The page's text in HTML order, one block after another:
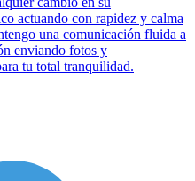
actuando con rapidez y calma
una comunicación fluida a
enviando fotos y
tu total tranquilidad.